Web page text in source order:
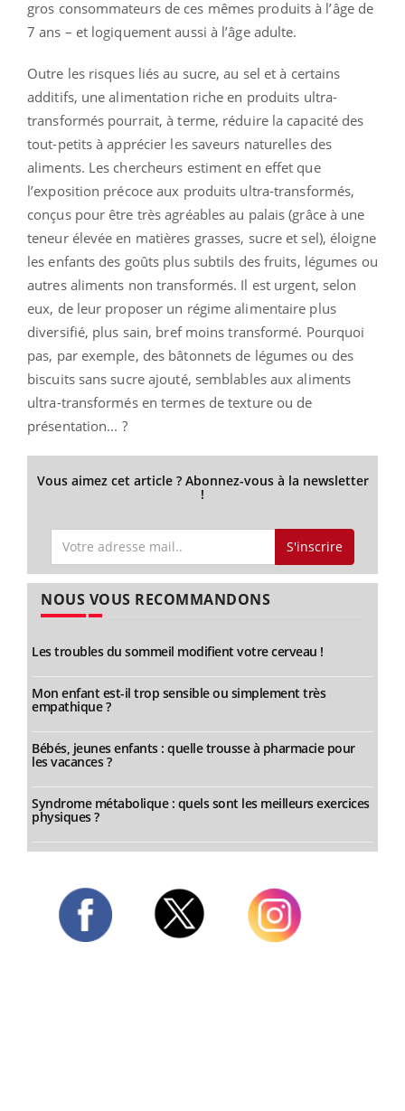
gros consommateurs de ces mêmes produits à l’âge de
7 ans – et logiquement aussi à l’âge adulte.
Outre les risques liés au sucre, au sel et à certains
additifs, une alimentation riche en produits ultra-
transformés pourrait, à terme, réduire la capacité des
tout-petits à apprécier les saveurs naturelles des
aliments. Les chercheurs estiment en effet que
l’exposition précoce aux produits ultra-transformés,
conçus pour être très agréables au palais (grâce à une
teneur élevée en matières grasses, sucre et sel), éloigne
les enfants des goûts plus subtils des fruits, légumes ou
autres aliments non transformés. Il est urgent, selon
eux, de leur proposer un régime alimentaire plus
diversifié, plus sain, bref moins transformé. Pourquoi
pas, par exemple, des bâtonnets de légumes ou des
biscuits sans sucre ajouté, semblables aux aliments
ultra-transformés en termes de texture ou de
présentation... ?
Vous aimez cet article ? Abonnez-vous à la newsletter
!
S'inscrire
NOUS VOUS RECOMMANDONS
Les troubles du sommeil modifient votre cerveau !
Mon enfant est-il trop sensible ou simplement très
empathique ?
Bébés, jeunes enfants : quelle trousse à pharmacie pour
les vacances ?
Syndrome métabolique : quels sont les meilleurs exercices
physiques ?